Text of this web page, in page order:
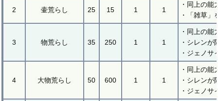
2 壷荒らし 25 15 1 1
・同上の能
・「雑草
3 物荒らし 35 250 1 1
・同上の能
・シレン
・ジェノ
4 大物荒らし 50 600 1 1
・同上の能
・シレン
・ジェノ